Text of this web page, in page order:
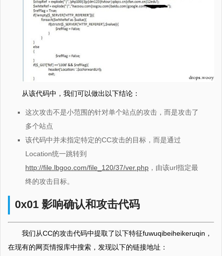
从该代码中，我们可以做出以下结论：
这次攻击不是小范围的针对单个站点的攻击，而是攻击了
多个站点
该代码中并未指定特定的CC攻击的目标，而是通过
Location统一跳转到
http://file.lbgoo.com/file_120/37/ver.php ，由该url指定最
终的攻击目标。
0x01 影响确认和攻击代码
我们从CC的攻击代码中提取了以下特征fuwuqibeiheikeruqin，
在现有的网页情报库中搜索，发现以下的链接地址：